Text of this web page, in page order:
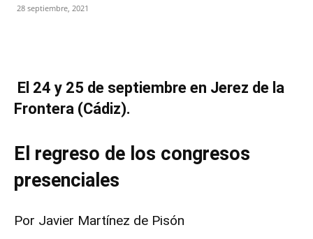
28 septiembre, 2021
El 24 y 25 de septiembre en Jerez de la
Frontera (Cádiz).
El regreso de los congresos
presenciales
Por Javier Martínez de Pisón